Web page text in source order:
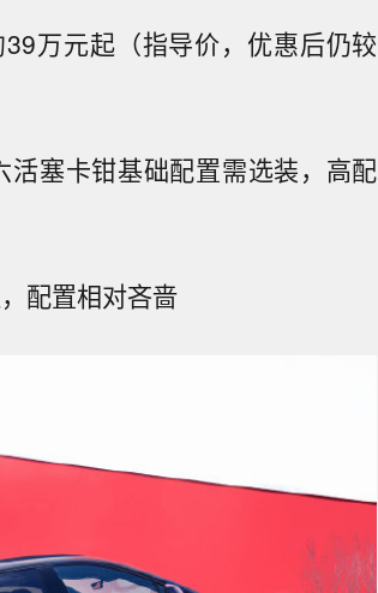
39万元起（指导价，优惠后仍较
活塞卡钳基础配置需选装，高配
配置相对吝啬